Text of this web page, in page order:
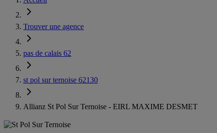
Trouver une agence
pas de calais 62
st pol sur ternoise 62130
Allianz St Pol Sur Ternoise - EIRL MAXIME DESMET